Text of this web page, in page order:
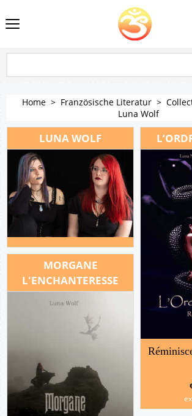
Home > Französische Literatur >
Luna Wolf
LUNA WOLF
MORGANE
L'ENCHANTERESSE